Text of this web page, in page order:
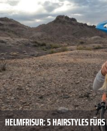
HELMFRISUR: 5 HAIRSTYLES